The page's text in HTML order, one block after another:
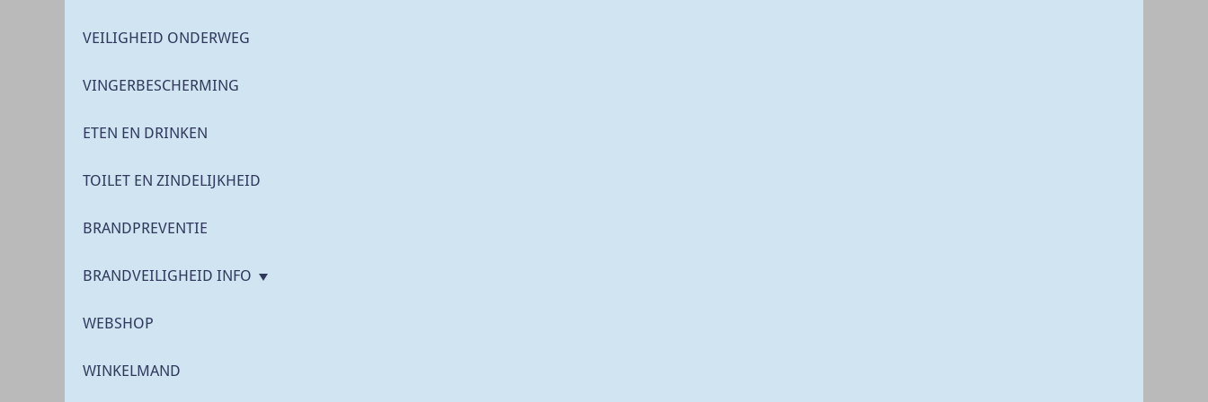
VEILIGHEID ONDERWEG
VINGERBESCHERMING
ETEN EN DRINKEN
TOILET EN ZINDELIJKHEID
BRANDPREVENTIE
BRANDVEILIGHEID INFO
WEBSHOP
WINKELMAND